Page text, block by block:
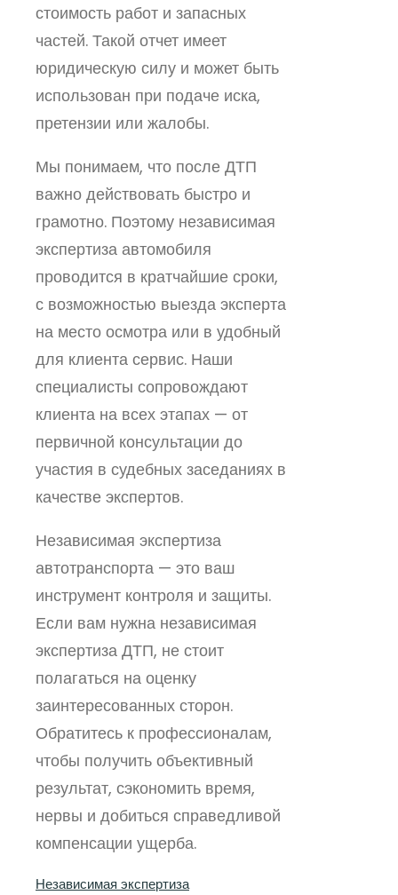
стоимость работ и запасных
частей. Такой отчет имеет
юридическую силу и может быть
использован при подаче иска,
претензии или жалобы.
Мы понимаем, что после ДТП
важно действовать быстро и
грамотно. Поэтому независимая
экспертиза автомобиля
проводится в кратчайшие сроки,
с возможностью выезда эксперта
на место осмотра или в удобный
для клиента сервис. Наши
специалисты сопровождают
клиента на всех этапах — от
первичной консультации до
участия в судебных заседаниях в
качестве экспертов.
Независимая экспертиза
автотранспорта — это ваш
инструмент контроля и защиты.
Если вам нужна независимая
экспертиза ДТП, не стоит
полагаться на оценку
заинтересованных сторон.
Обратитесь к профессионалам,
чтобы получить объективный
результат, сэкономить время,
нервы и добиться справедливой
компенсации ущерба.
Независимая экспертиза